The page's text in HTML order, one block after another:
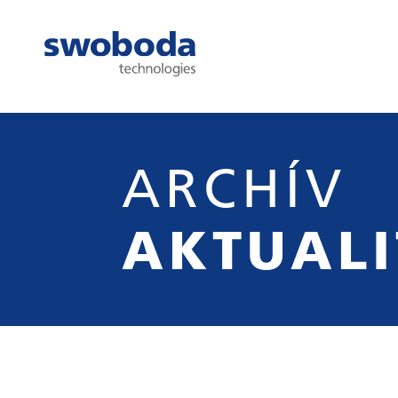
ARCHÍV